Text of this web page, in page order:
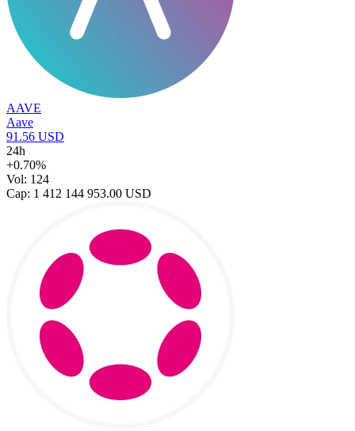
AAVE
Aave
91.56 USD
24h
+0.70%
Vol: 124
Cap: 1 412 144 953.00 USD